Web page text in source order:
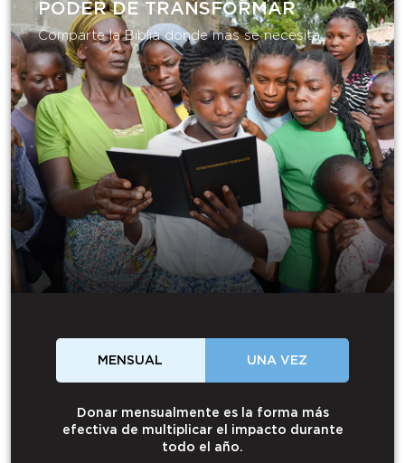
PODER DE TRANSFORMAR​
Comparte la Biblia donde más se necesita.
MENSUAL UNA VEZ
Donar mensualmente es la forma más
efectiva de multiplicar el impacto durante
todo el año.